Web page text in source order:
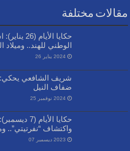
مقالات مختلفة
حكايا
الوطني للهند.. وميلاد
2024 يناير 26
شريف الشافعي يحكي:
ضفاف النيل
2024 نوفمبر 25
حكايا الأيام
واكتشاف “نفرتيتي”..
2023 ديسمبر 07